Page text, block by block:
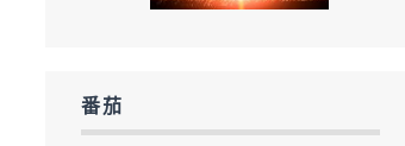
番茄